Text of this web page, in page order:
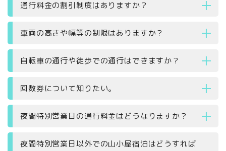
通行料金の割引制度はありますか？
車両の高さや幅等の制限はありますか？
自転車の通行や徒歩での通行はできますか？
回数券について知りたい。
夜間特別営業日の通行料金はどうなりますか？
夜間特別営業日以外での山小屋宿泊はどうすれば